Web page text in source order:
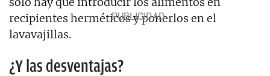
recipientes herméticos y ponerlos en el
lavavajillas.
¿Y las desventajas?